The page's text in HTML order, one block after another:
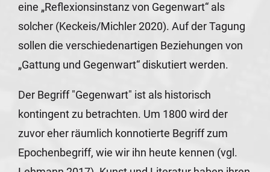
eine „Reflexionsinstanz von Gegenwart“ als
solcher (Keckeis/Michler 2020). Auf der Tagung
sollen die verschiedenartigen Beziehungen von
„Gattung und Gegenwart“ diskutiert werden.
Der Begriff "Gegenwart" ist als historisch
kontingent zu betrachten. Um 1800 wird der
zuvor eher räumlich konnotierte Begriff zum
Epochenbegriff, wie wir ihn heute kennen (vgl.